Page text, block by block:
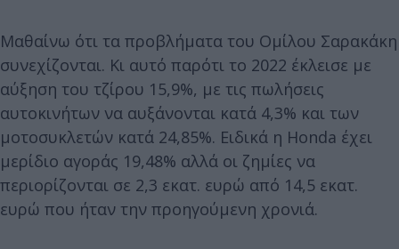
Μαθαίνω ότι τα προβλήματα του Ομίλου Σαρακάκη
συνεχίζονται. Κι αυτό παρότι το 2022 έκλεισε με
αύξηση του τζίρου 15,9%, με τις πωλήσεις
αυτοκινήτων να αυξάνονται κατά 4,3% και των
μοτοσυκλετών κατά 24,85%. Ειδικά η Honda έχει
μερίδιο αγοράς 19,48% αλλά οι ζημίες να
περιορίζονται σε 2,3 εκατ. ευρώ από 14,5 εκατ.
ευρώ που ήταν την προηγούμενη χρονιά.